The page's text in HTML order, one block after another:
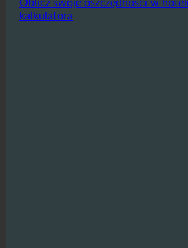
poprawy marż zysku.